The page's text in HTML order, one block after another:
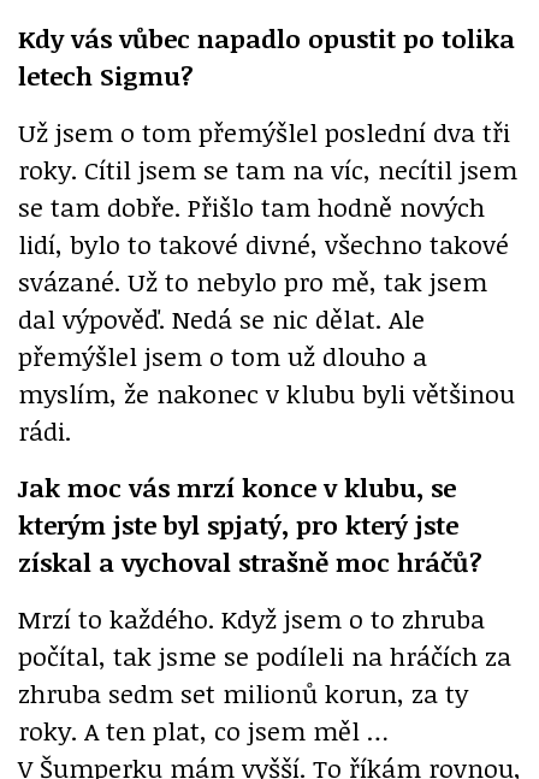
Kdy vás vůbec napadlo opustit po tolika
letech Sigmu?
Už jsem o tom přemýšlel poslední dva tři
roky. Cítil jsem se tam na víc, necítil jsem
se tam dobře. Přišlo tam hodně nových
lidí, bylo to takové divné, všechno takové
svázané. Už to nebylo pro mě, tak jsem
dal výpověď. Nedá se nic dělat. Ale
přemýšlel jsem o tom už dlouho a
myslím, že nakonec v klubu byli většinou
rádi.
Jak moc vás mrzí konce v klubu, se
kterým jste byl spjatý, pro který jste
získal a vychoval strašně moc hráčů?
Mrzí to každého. Když jsem o to zhruba
počítal, tak jsme se podíleli na hráčích za
zhruba sedm set milionů korun, za ty
roky. A ten plat, co jsem měl …
V Šumperku mám vyšší. To říkám rovnou,